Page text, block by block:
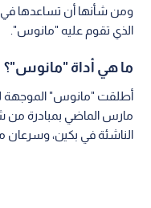
ومن شأنها أن تساعدها في
الذي تقوم عليه "مانوس".
ما هي أداة "مانوس"؟
أطلقت "مانوس" الموجهة
مارس الماضي بمبادرة من
الناشئة في بكين، وسرعان ما